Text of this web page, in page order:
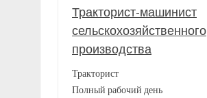
Тракторист-машинист
сельскохозяйственного
производства
Тракторист
Полный рабочий день